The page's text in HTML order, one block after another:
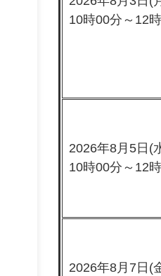
10時00分～12
2026年8月5日(
10時00分～12
2026年8月7日(